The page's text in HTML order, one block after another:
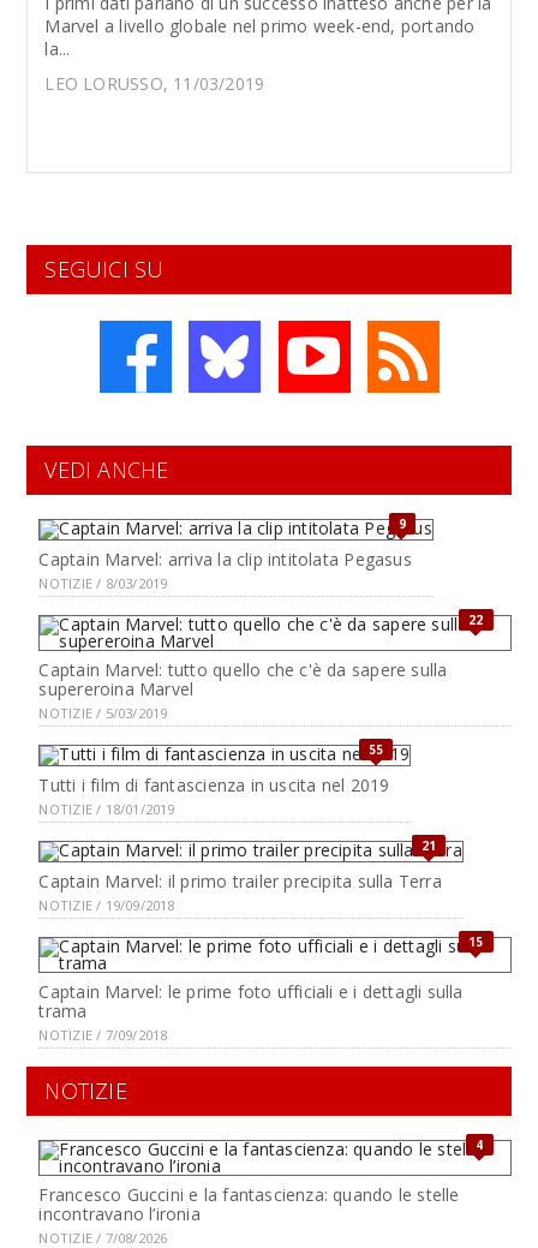
Marvel a livello globale nel primo week-end, portando
la...
LEO LORUSSO, 11/03/2019
SEGUICI SU
VEDI ANCHE
9
Captain Marvel: arriva la clip intitolata Pegasus
NOTIZIE / 8/03/2019
22
Captain Marvel: tutto quello che c'è da sapere sulla
supereroina Marvel
NOTIZIE / 5/03/2019
55
Tutti i film di fantascienza in uscita nel 2019
NOTIZIE / 18/01/2019
21
Captain Marvel: il primo trailer precipita sulla Terra
NOTIZIE / 19/09/2018
15
Captain Marvel: le prime foto ufficiali e i dettagli sulla
trama
NOTIZIE / 7/09/2018
NOTIZIE
4
Francesco Guccini e la fantascienza: quando le stelle
incontravano l’ironia
NOTIZIE / 7/08/2026